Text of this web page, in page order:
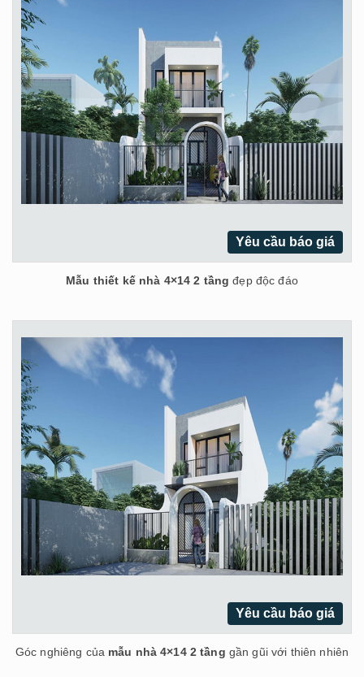
Yêu cầu báo giá
Mẫu thiết kế nhà 4×14 2 tầng đẹp độc đáo
Yêu cầu báo giá
Góc nghiêng của mẫu nhà 4×14 2 tầng gần gũi với thiên nhiên